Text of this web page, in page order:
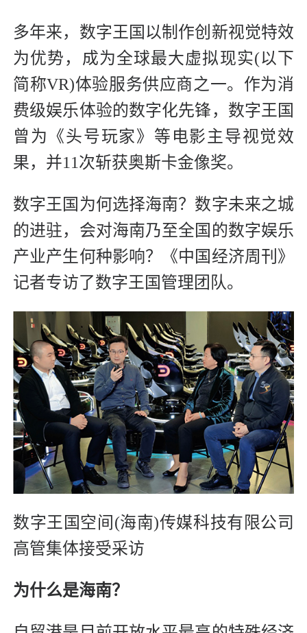
多年来，数字王国以制作创新视觉特效
为优势，成为全球最大虚拟现实(以下
简称VR)体验服务供应商之一。作为消
费级娱乐体验的数字化先锋，数字王国
曾为《头号玩家》等电影主导视觉效
果，并11次斩获奥斯卡金像奖。
数字王国为何选择海南？数字未来之城
的进驻，会对海南乃至全国的数字娱乐
产业产生何种影响？《中国经济周刊》
记者专访了数字王国管理团队。
数字王国空间(海南)传媒科技有限公司
高管集体接受采访
为什么是海南？